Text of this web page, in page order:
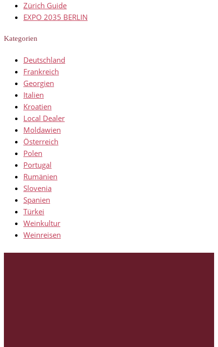
Zürich Guide
EXPO 2035 BERLIN
Kategorien
Deutschland
Frankreich
Georgien
Italien
Kroatien
Local Dealer
Moldawien
Österreich
Polen
Portugal
Rumänien
Slovenia
Spanien
Türkei
Weinkultur
Weinreisen